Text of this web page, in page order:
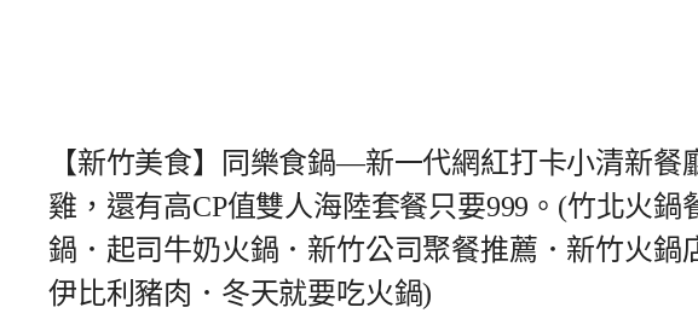
【新竹美食】同樂食鍋—新一代網紅打卡小清新
雞，還有高CP值雙人海陸套餐只要999。(竹北火
鍋．起司牛奶火鍋．新竹公司聚餐推薦．新竹火鍋
伊比利豬肉．冬天就要吃火鍋)